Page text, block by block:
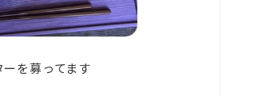
を募ってます